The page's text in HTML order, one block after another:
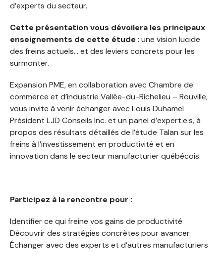
d’experts du secteur.
Cette présentation vous dévoilera les principaux
enseignements de cette étude : une vision lucide
des freins actuels… et des leviers concrets pour les
surmonter.
Expansion PME, en collaboration avec Chambre de
commerce et d’industrie Vallée-du-Richelieu – Rouville,
vous invite à venir échanger avec Louis Duhamel
Président LJD Conseils Inc. et un panel d’expert.e.s, à
propos des résultats détaillés de l’étude Talan sur les
freins à l’investissement en productivité et en
innovation dans le secteur manufacturier québécois.
Participez à la rencontre pour :
Identifier ce qui freine vos gains de productivité
Découvrir des stratégies concrètes pour avancer
Échanger avec des experts et d’autres manufacturiers